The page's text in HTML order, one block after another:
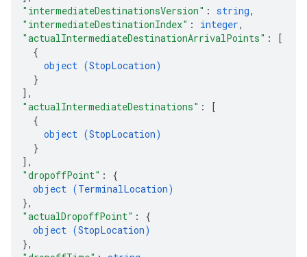
"intermediateDestinationsVersion" : string,
"intermediateDestinationIndex" : integer,
"actualIntermediateDestinationArrivalPoints" :
[
{
object (StopLocation)
}
] ,
"actualIntermediateDestinations" :
[
{
object (StopLocation)
}
] ,
"dropoffPoint" : {
object (TerminalLocation)
},
"actualDropoffPoint" : {
object (StopLocation)
},